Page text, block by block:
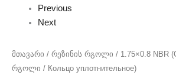
Previous
Next
მთავარი / რეზინის რგოლი / 1.75×0.8 NBR
რგოლი / Кольцо уплотнительное)